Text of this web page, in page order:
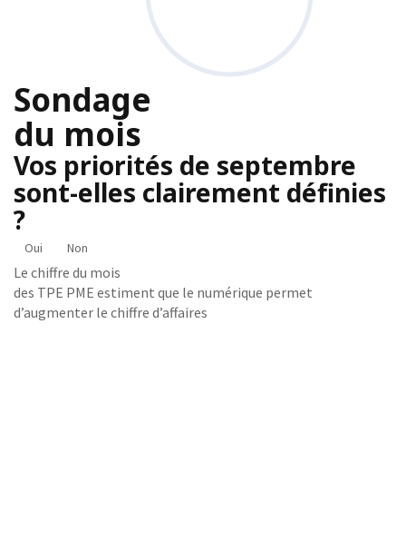
Sondage
du mois
Vos priorités de septembre
sont-elles clairement définies
?
Oui Non
Le chiffre du mois
des TPE PME estiment que le numérique permet
d’augmenter le chiffre d’affaires